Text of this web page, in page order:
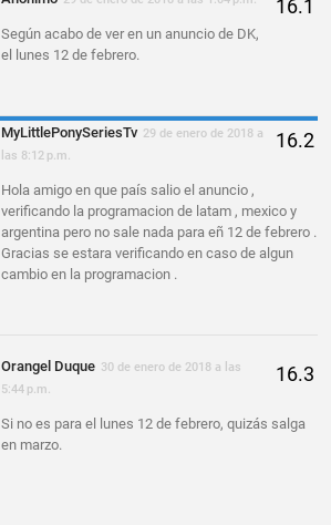
Según acabo de ver en un anuncio de DK,
el lunes 12 de febrero.
MyLittlePonySeriesTv 29 de enero de 2018 a
las 8:12 p.m.
Hola amigo en que país salio el anuncio ,
verificando la programacion de latam , mexico y
argentina pero no sale nada para eñ 12 de febrero .
Gracias se estara verificando en caso de algun
cambio en la programacion .
Orangel Duque 30 de enero de 2018 a las
5:44 p.m.
Si no es para el lunes 12 de febrero, quizás salga
en marzo.